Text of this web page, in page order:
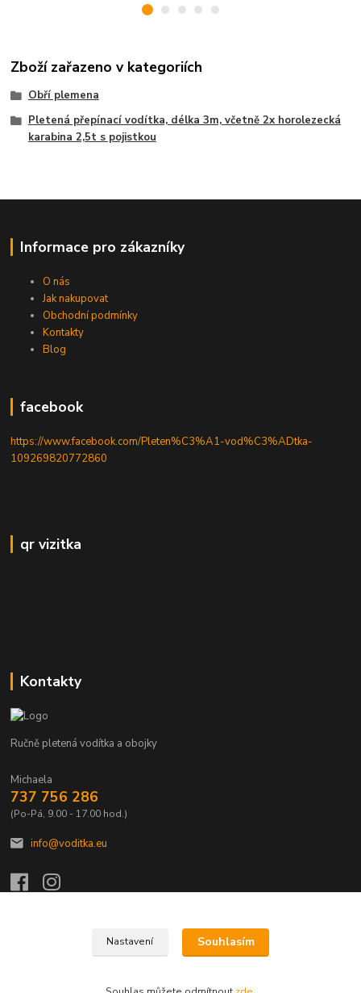
Zboží zařazeno v kategoriích
Obří plemena
Pletená přepínací vodítka, délka 3m, včetně 2x horolezecká
karabina 2,5t s pojistkou
Informace pro zákazníky
O nás
Jak nakupovat
Obchodní podmínky
Kontakty
Blog
facebook
https://www.facebook.com/Pleten%C3%A1-vod%C3%ADtka-
109269820772860
qr vizitka
Kontakty
Ručně pletená vodítka a obojky
Michaela
737 756 286
(Po-Pá, 9.00 - 17.00 hod.)
info@voditka.eu
Upravit sběr cookies.
Nastavení Souhlasím